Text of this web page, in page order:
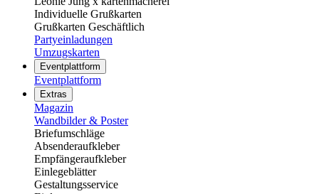
Individuelle Grußkarten
Grußkarten Geschäftlich
Partyeinladungen
Umzugskarten
Eventplattform
Eventplattform
Extras
Magazin
Wandbilder & Poster
Briefumschläge
Absenderaufkleber
Empfängeraufkleber
Einlegeblätter
Gestaltungsservice